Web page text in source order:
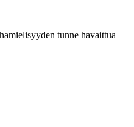
tunne havaittua